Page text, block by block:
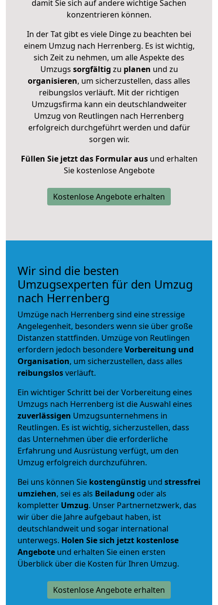
damit Sie sich auf andere wichtige Sachen
konzentrieren können.
In der Tat gibt es viele Dinge zu beachten bei
einem Umzug nach Herrenberg. Es ist wichtig,
sich Zeit zu nehmen, um alle Aspekte des
Umzugs sorgfältig zu planen und zu
organisieren, um sicherzustellen, dass alles
reibungslos verläuft. Mit der richtigen
Umzugsfirma kann ein deutschlandweiter
Umzug von Reutlingen nach Herrenberg
erfolgreich durchgeführt werden und dafür
sorgen wir.
Füllen Sie jetzt das Formular ausund erhalten
Sie kostenlose Angebote
Kostenlose Angebote erhalten
Wir sind die besten
Umzugsexperten für den Umzug
nach Herrenberg
Umzüge nach Herrenberg sind eine stressige
Angelegenheit, besonders wenn sie über große
Distanzen stattfinden. Umzüge von Reutlingen
erfordern jedoch besondereVorbereitung und
Organisation, um sicherzustellen, dass alles
reibungslosverläuft.
Ein wichtiger Schritt bei der Vorbereitung eines
Umzugs nach Herrenberg ist die Auswahl eines
zuverlässigen Umzugsunternehmens in
Reutlingen. Es ist wichtig, sicherzustellen, dass
das Unternehmen über die erforderliche
Erfahrung und Ausrüstung verfügt, um den
Umzug erfolgreich durchzuführen.
Bei uns können Sie kostengünstig und stressfrei
umziehen, sei es als Beiladung oder als
kompletter Umzug. Unser Partnernetzwerk, das
wir über die Jahre aufgebaut haben, ist
deutschlandweit und sogar international
unterwegs. Holen Sie sich jetzt kostenlose
Angebote und erhalten Sie einen ersten
Überblick über die Kosten für Ihren Umzug.
Kostenlose Angebote erhalten